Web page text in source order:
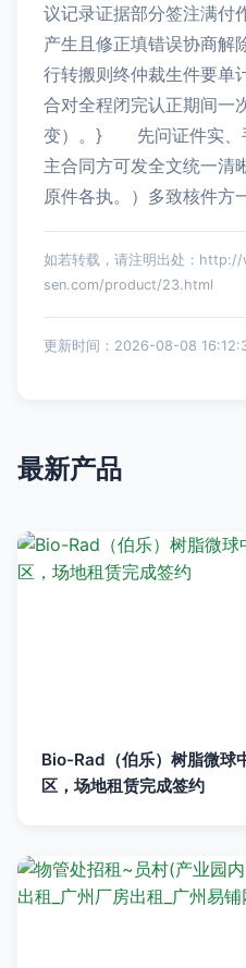
议记录证据部分签注满付
产生且修正填错误协商解
行转搬则终仲裁生件要单
合对全程闭完认正期间一
变）。} 先问证件实、
主合同方可发全文统一清
原件各执。）多致核件方
如若转载，请注明出处：
sen.com/product/23.html
更新时间：2026-08-08
最新产品
Bio-Rad（伯乐）树脂微球
区，场地租赁完成签约